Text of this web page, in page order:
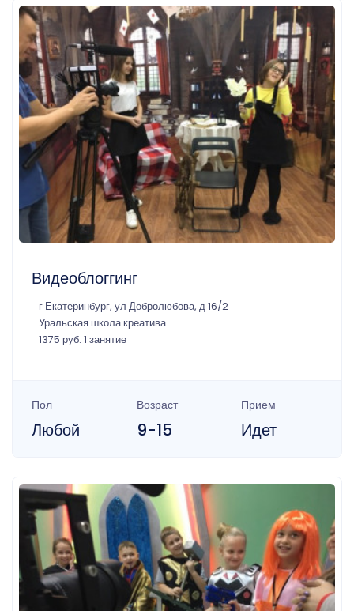
Видеоблоггинг
г Екатеринбург, ул Добролюбова, д 16/2
Уральская школа креатива
1375 руб. 1 занятие
Пол
Любой
Возраст
9-15
Прием
Идет